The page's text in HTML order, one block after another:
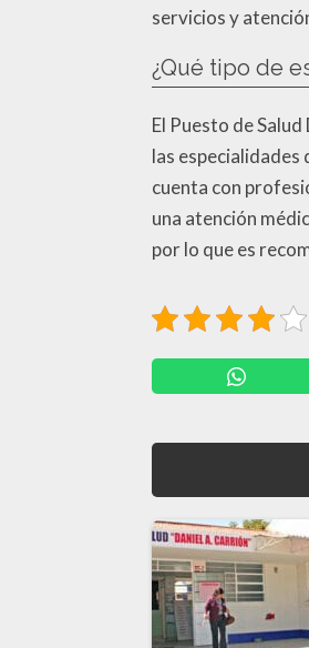
servicios y
¿Qué tipo de
El Puesto de
las
cuenta con
una atención
por lo que es